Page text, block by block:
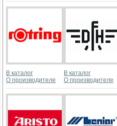
В каталог
О производителе
В каталог
О производителе